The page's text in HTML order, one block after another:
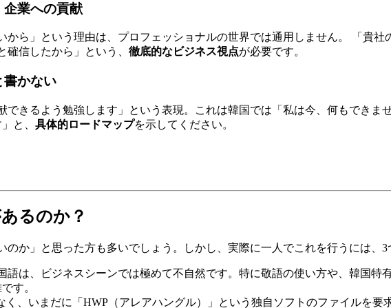
業への貢献
から」という理由は、プロフェッショナルの世界では通用しません。 「貴
信したから」という、 徹底的なビジネス視点が必要です。
かない
できるよう勉強します」という表現。これは韓国では「私は今、何もできま
と、 具体的ロードマップを示してください。
るのか？
か」と思った方も多いでしょう。しかし、実際に一人でこれを行うには、3
語は、ビジネスシーンでは極めて不自然です。特に敬語の使い方や、韓国
す。
く、いまだに「HWP（アレアハングル）」という独自ソフトのファイルを